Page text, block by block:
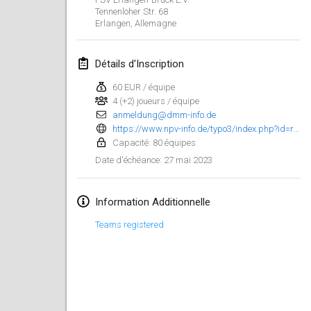
Tennenloher Str. 68
Erlangen Allemagne
Détails d'Inscription
60 EUR / équipe
4 (+2) joueurs / équipe
anmeldung@dmm-info.de
Capacité: 80 équipes
Date d'échéance: 27 mai 2023
Information Additionnelle
Teams registered
février 2023
Open Grégorien
4 févr. 2023|France
SingeliDuppeli
4 févr. 2023 |Finlande
Indoor de la CASAS